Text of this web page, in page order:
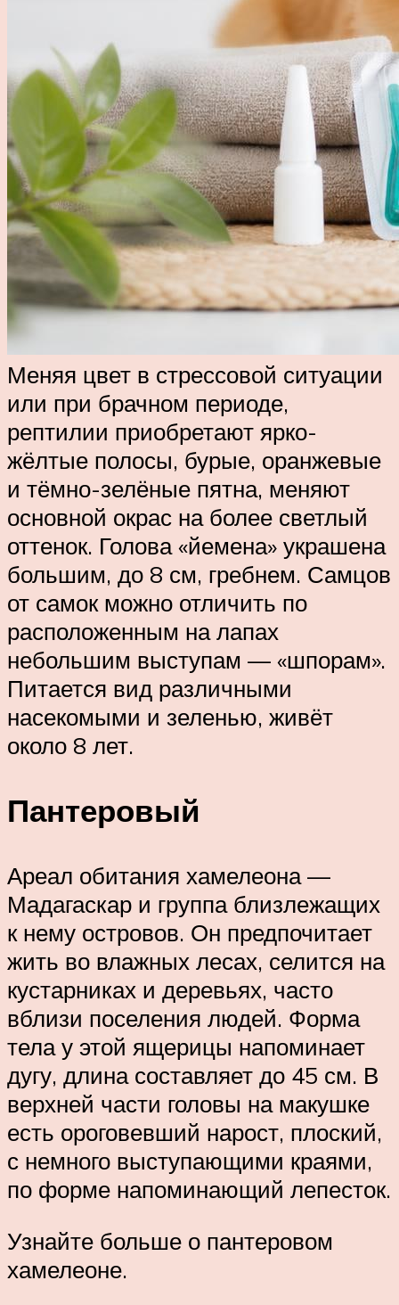
Меняя цвет в стрессовой ситуации
или при брачном периоде,
рептилии приобретают ярко-
жёлтые полосы, бурые, оранжевые
и тёмно-зелёные пятна, меняют
основной окрас на более светлый
оттенок. Голова «йемена» украшена
большим, до 8 см, гребнем. Самцов
от самок можно отличить по
расположенным на лапах
небольшим выступам — «шпорам».
Питается вид различными
насекомыми и зеленью, живёт
около 8 лет.
Пантеровый
Ареал обитания хамелеона —
Мадагаскар и группа близлежащих
к нему островов. Он предпочитает
жить во влажных лесах, селится на
кустарниках и деревьях, часто
вблизи поселения людей. Форма
тела у этой ящерицы напоминает
дугу, длина составляет до 45 см. В
верхней части головы на макушке
есть ороговевший нарост, плоский,
с немного выступающими краями,
по форме напоминающий лепесток.
Узнайте больше о пантеровом
хамелеоне.